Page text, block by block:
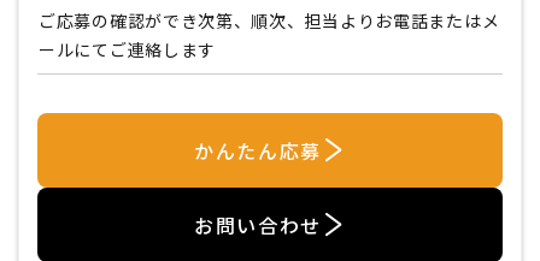
ご応募の確認ができ次第、順次、担当よりお電話またはメ
ールにてご連絡します
かんたん応募
お問い合わせ